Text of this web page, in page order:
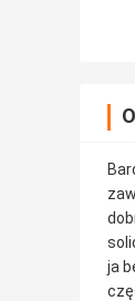
ja